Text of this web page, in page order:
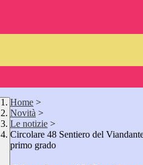
Home >
Novità >
Le notizie >
Circolare 48 Sentiero del
primo grado